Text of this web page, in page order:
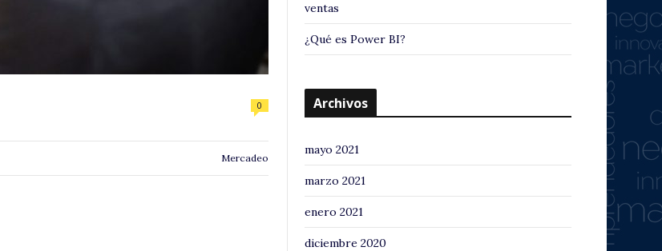
0
Mercadeo
ventas
¿Qué es Power BI?
Archivos
mayo 2021
marzo 2021
enero 2021
diciembre 2020